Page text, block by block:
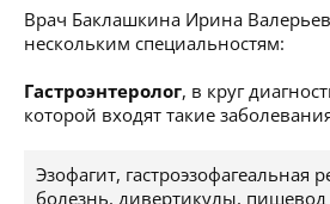
Врач Баклашкина Ирина
нескольким специальностям:
Гастроэнтеролог, в круг
которой входят такие
Эзофагит, гастроэзофагеальная
болезнь, дивертикулы, пищевод